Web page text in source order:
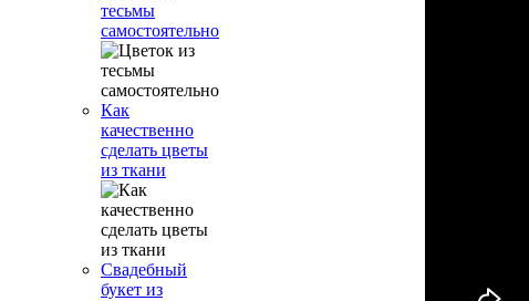
тесьмы
самостоятельно
Как
качественно
сделать цветы
из ткани
Свадебный
букет из